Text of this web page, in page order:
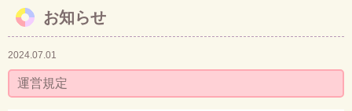
研修・相談
スタッフ紹介
お知らせ
2024.07.01
運営規定